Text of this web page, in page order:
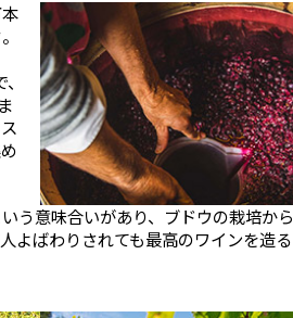
う意味合いがあり、ブドウの栽培から
よばわりされても最高のワインを造る